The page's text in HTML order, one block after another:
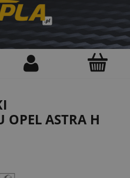
OPEL ASTRA H